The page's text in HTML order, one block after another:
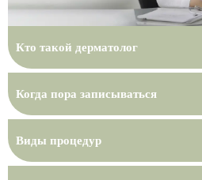
Кто такой дерматолог
Когда пора записываться
Виды процедур